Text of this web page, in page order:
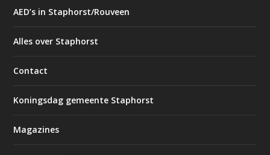
AED’s in Staphorst/Rouveen
Alles over Staphorst
Contact
Koningsdag gemeente Staphorst
Magazines